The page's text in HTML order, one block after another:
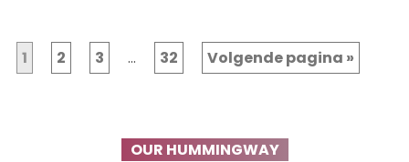
1 2 3 … 32 Volgende pagina »
OUR HUMMINGWAY